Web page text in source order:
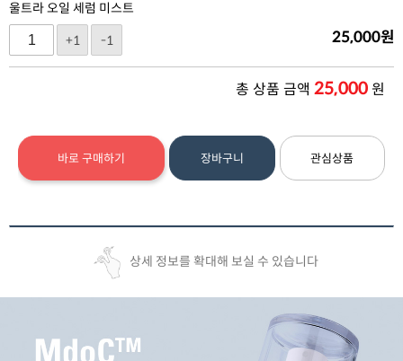
울트라 오일 세럼 미스트
+1
-1 25,000원
총 상품 금액 25,000원
바로 구매하기 장바구니 관심상품
상세 정보를 확대해 보실 수 있습니다